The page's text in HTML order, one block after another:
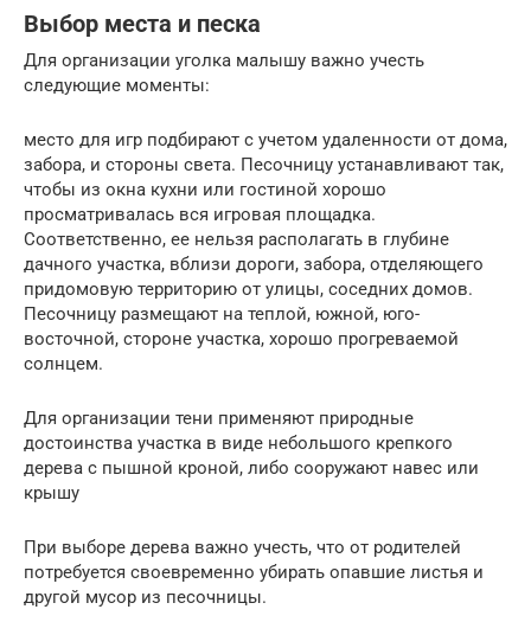
Выбор места и песка
Для организации уголка малышу важно учесть
следующие моменты:
место для игр подбирают с учетом удаленности от дома,
забора, и стороны света. Песочницу устанавливают так,
чтобы из окна кухни или гостиной хорошо
просматривалась вся игровая площадка.
Соответственно, ее нельзя располагать в глубине
дачного участка, вблизи дороги, забора, отделяющего
придомовую территорию от улицы, соседних домов.
Песочницу размещают на теплой, южной, юго-
восточной, стороне участка, хорошо прогреваемой
солнцем.
Для организации тени применяют природные
достоинства участка в виде небольшого крепкого
дерева с пышной кроной, либо сооружают навес или
крышу
При выборе дерева важно учесть, что от родителей
потребуется своевременно убирать опавшие листья и
другой мусор из песочницы.